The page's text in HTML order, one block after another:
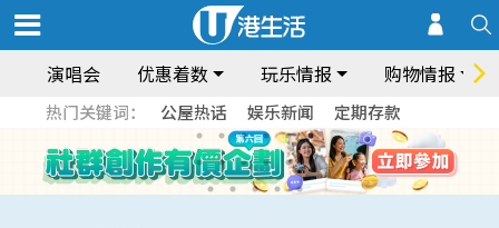
演唱会 优惠着数 玩乐情报 购物情报
热门关键词： 公屋热话 娱乐新闻 定期存款